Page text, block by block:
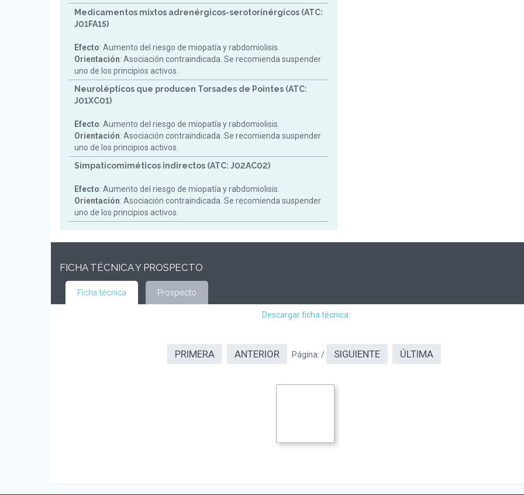
Medicamentos mixtos adrenérgicos-serotorinérgicos (ATC:
J01FA15)
Efecto: Aumento del riesgo de miopatía y rabdomiolisis.
Orientación: Asociación contraindicada. Se recomienda suspender
uno de los principios activos.
Neurolépticos que producen Torsades de Pointes (ATC:
J01XC01)
Efecto: Aumento del riesgo de miopatía y rabdomiolisis.
Orientación: Asociación contraindicada. Se recomienda suspender
uno de los principios activos.
Simpaticomiméticos indirectos (ATC: J02AC02)
Efecto: Aumento del riesgo de miopatía y rabdomiolisis.
Orientación: Asociación contraindicada. Se recomienda suspender
uno de los principios activos.
FICHA TÉCNICA Y PROSPECTO
Ficha técnica Prospecto
Descargar ficha técnica
PRIMERA ANTERIOR Página: / SIGUIENTE ÚLTIMA